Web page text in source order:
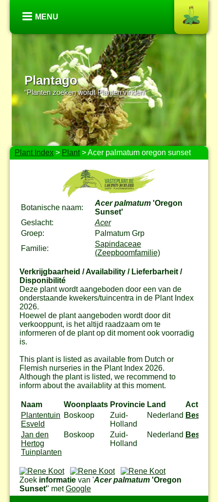
MENU
Plantago
“Planten zoeken wordt Planten vinden”
Plant Index > Plant> Acer palmatum oregon sunset
Botanische naam:
Acer palmatum 'Oregon
Sunset'
Geslacht:
Acer
Groep:
Palmatum Grp
Familie:
Sapindaceae
(Zeepboomfamilie)
Verkrijgbaarheid / Availability / Lieferbarheit /
Disponibilité
Deze plant wordt aangeboden door een van de
onderstaande kwekers/tuincentra in de Plant Index
2026.
Hoewel de plant aangeboden wordt door dit
verkooppunt, is het altijd raadzaam om te
informeren of de plant op dit moment ook voorradig
is.
This plant is listed as available from Dutch or
Flemish nurseries in the Plant Index 2026.
Although the plant is listed, we recommend to
inform about the availablity at this moment.
Naam Woonplaats Provincie Land
Actie
Plantentuin
Esveld
Boskoop
Zuid-
Holland
Nederland Bestel
Jan den
Hertog
Tuinplanten
Boskoop
Zuid-
Holland
Nederland Bestel
Zoek informatie van 'Acer palmatum 'Oregon
Sunset'' metGoogle